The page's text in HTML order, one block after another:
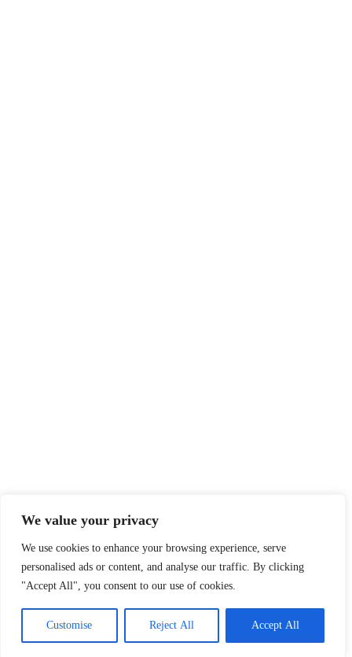
We value your privacy
We use cookies to enhance your browsing experience, serve
personalised ads or content, and analyse our traffic. By clicking
"Accept All", you consent to our use of cookies.
Customise Reject All Accept All